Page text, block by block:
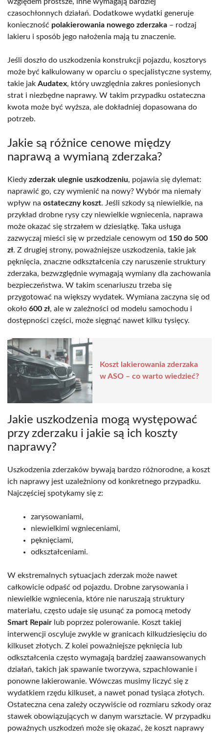
czasochłonnych działań. Dodatkowe wydatki generuje
konieczność polakierowania nowego zderzaka – rodzaj
lakieru i sposób jego nałożenia mają tu znaczenie.
Jeśli doszło do uszkodzenia konstrukcji pojazdu, kosztorys
może być kalkulowany w oparciu o specjalistyczne systemy,
takie jak Audatex, który uwzględnia zakres poniesionych
strat i niezbędne naprawy. W takim przypadku ostateczna
kwota może być wyższa, ale dokładniej dopasowana do
potrzeb.
Jakie są różnice cenowe między
naprawą a wymianą zderzaka?
Kiedy zderzak ulegnie uszkodzeniu, pojawia się dylemat:
naprawić go, czy wymienić na nowy? Wybór ma niemały
wpływ na ostateczny koszt. Jeśli szkody są niewielkie, na
przykład drobne rysy czy niewielkie wgniecenia, naprawa
może okazać się strzałem w dziesiątkę. Taka usługa
zazwyczaj mieści się w przedziale cenowym od 150 do 500
zł. Z drugiej strony, poważniejsze uszkodzenia, takie jak
pęknięcia, znaczne odkształcenia czy naruszenie struktury
zderzaka, bezwzględnie wymagają wymiany dla zachowania
bezpieczeństwa. W takim scenariuszu trzeba się
przygotować na większy wydatek. Wymiana zaczyna się od
około 600 zł, ale w zależności od modelu samochodu i
dostępności części, może sięgnąć nawet kilku tysięcy.
Koszt lakierowania zderzaka
w ASO – co warto wiedzieć?
Jakie uszkodzenia mogą występować
przy zderzaku i jakie są ich koszty
naprawy?
Uszkodzenia zderzaków bywają bardzo różnorodne, a koszt
ich naprawy jest uzależniony od konkretnego przypadku.
Najczęściej spotykamy się z:
zarysowaniami,
niewielkimi wgnieceniami,
pęknięciami,
odkształceniami.
W ekstremalnych sytuacjach zderzak może nawet
całkowicie odpaść od pojazdu. Drobne zarysowania i
niewielkie wgniecenia, które nie naruszają struktury
materiału, często udaje się usunąć za pomocą metody
Smart Repair lub poprzez polerowanie. Koszt takiej
interwencji oscyluje zwykle w granicach kilkudziesięciu do
kilkuset złotych. Z kolei poważniejsze pęknięcia lub
odkształcenia często wymagają bardziej zaawansowanych
działań, takich jak spawanie tworzywa, szpachlowanie i
ponowne lakierowanie. Wówczas musimy liczyć się z
wydatkiem rzędu kilkuset, a nawet ponad tysiąca złotych.
Ostateczna cena zależy oczywiście od rozmiaru szkody oraz
stawek obowiązujących w danym warsztacie. W przypadku
poważnych uszkodzeń może się okazać, że koszt naprawy